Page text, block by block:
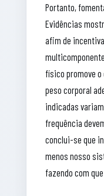
Portanto,
Evidências
afim de
físico promove
peso corporal
indicadas
frequência
conclui-se que
menos nosso
fazendo com